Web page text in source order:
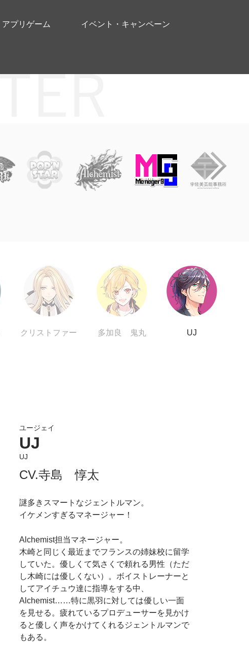
アプリゲーム イベント・キャンペーン
クリストファー 多加良 鬼丸 UJ
ユージェイ
UJ
UJ
CV.寺島 惇太
謎多きスマートなジェントルマン。
イケメンすぎるマネージャー！
Alchemist担当マネージャー。
木崎と同じく最近までフランスの姉妹校に留学
していた。優しくて気さくで頼れる男性（ただ
し木崎には優しくない）。ボイストレーナーと
してアイチュウ達に指導をする中、
Alchemist……特に黒羽に対しては優しい一面
を見せる。疲れているプロデューサーを見かけ
ると優しく声をかけてくれるジェントルマンで
もある。